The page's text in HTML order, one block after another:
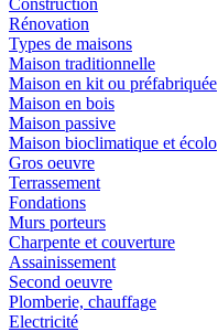
Construction
Rénovation
Types de maisons
Maison traditionnelle
Maison en kit ou préfabriquée
Maison en bois
Maison passive
Maison bioclimatique et écolo
Gros oeuvre
Terrassement
Fondations
Murs porteurs
Charpente et couverture
Assainissement
Second oeuvre
Plomberie, chauffage
Electricité